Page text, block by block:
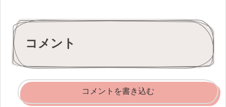
コメント
コメントを書き込む